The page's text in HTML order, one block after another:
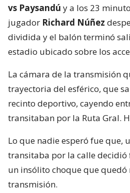
vs Paysandú y a los 23
jugador Richard Núñez
dividida y el balón terminó
estadio ubicado sobre los
La cámara de la transmisión
trayectoria del esférico, que
recinto deportivo, cayendo
transitaban por la Ruta Gral.
Lo que nadie esperó fue que,
transitaba por la calle decidió
un insólito choque que
transmisión.